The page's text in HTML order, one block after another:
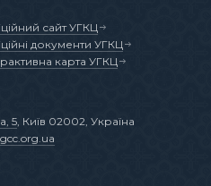
5, Київ 02002, Україна
сайт УГКЦ
документи УГКЦ
карта УГКЦ